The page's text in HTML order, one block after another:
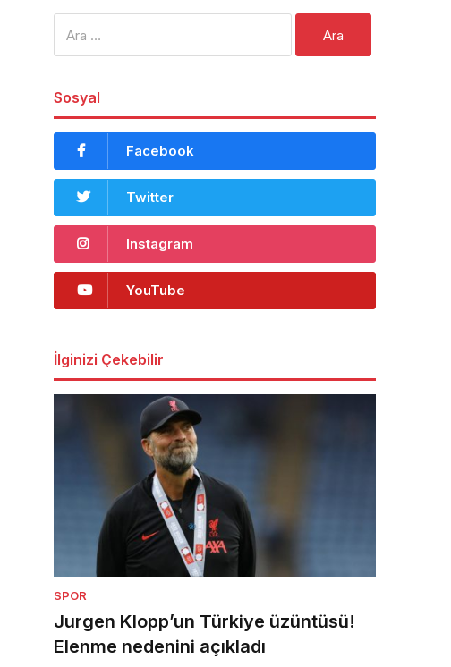
Sosyal
Facebook
Twitter
Instagram
YouTube
İlginizi Çekebilir
SPOR
Jurgen Klopp’un Türkiye üzüntüsü!
Elenme nedenini açıkladı